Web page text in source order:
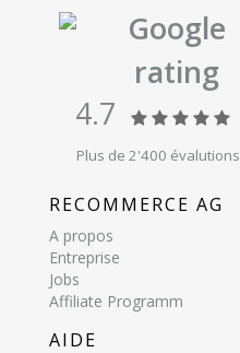
Google
rating
4.7
Plus de 2'400 évalutions
RECOMMERCE AG
A propos
Entreprise
Jobs
Affiliate Programm
AIDE